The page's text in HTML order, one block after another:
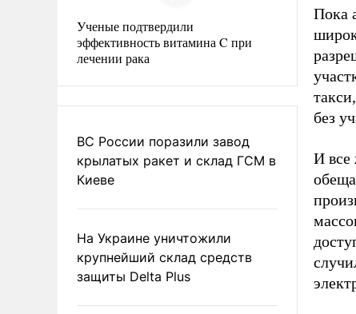
Ученые подтвердили
эффективность витамина C при
лечении рака
ВС России поразили завод
крылатых ракет и склад ГСМ в
Киеве
На Украине уничтожили
крупнейший склад средств
защиты Delta Plus
Пока
без
И все